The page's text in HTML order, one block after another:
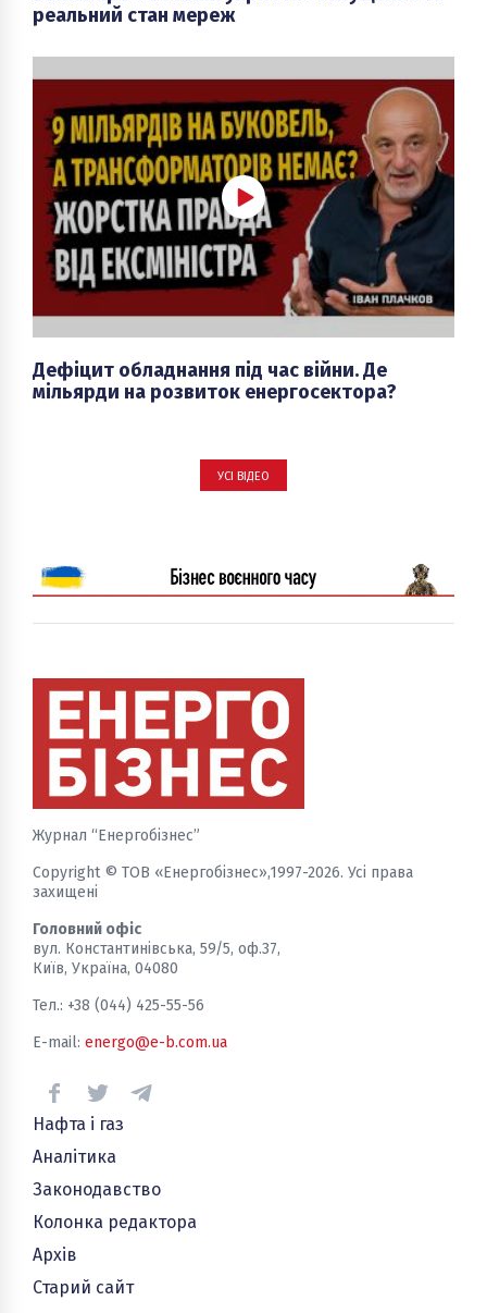
реальний стан мереж
Дефіцит обладнання під час війни. Де
мільярди на розвиток енергосектора?
УСІ ВІДЕО
Журнал “Енергобізнес”
Copyright © ТОВ «Енергобізнес»,1997-2026. Усі права
захищені
Головний офіс
вул. Константинівська, 59/5, оф.37,
Київ, Україна, 04080
Тел.: +38 (044) 425-55-56
E-mail: energo@e-b.com.ua
Нафта і газ
Аналітика
Законодавство
Колонка редактора
Архів
Старий сайт